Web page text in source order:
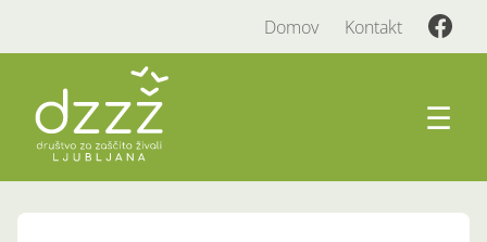
Domov Kontakt
☰